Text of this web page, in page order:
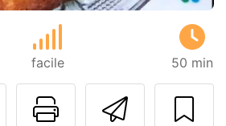
facile 50 min
Imprimer
Poser une